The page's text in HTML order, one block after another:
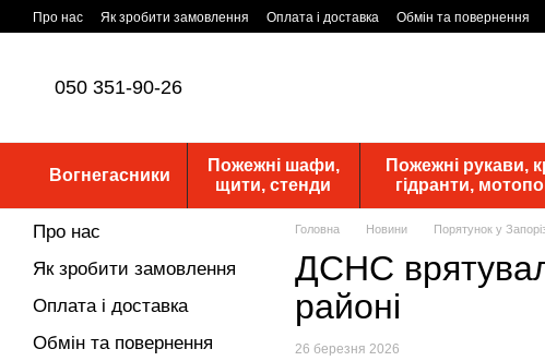
Перейти до основного контенту
Про нас Як зробити замовлення Оплата і доставка Обмін та повернення
050 351-90-26
Вогнегасники
Пожежні шафи,
щити, стенди
Пожежні рукави,
гідранти,
Головна Новини Порятунок у
ДСНС
районі
26 березня 2026
Про нас
Як зробити замовлення
Оплата і доставка
Обмін та повернення